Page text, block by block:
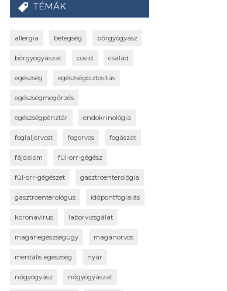
TÉMÁK
allergia betegség bőrgyógyász
bőrgyógyászat covid család
egészség egészségbiztosítás
egészségmegőrzés
egészségpénztár endokrinológia
foglaljorvost fogorvos fogászat
fájdalom fül-orr-gégész
fül-orr-gégészet gasztroenterológia
gasztroenterológus időpontfoglalás
koronavírus laborvizsgálat
magánegészségügy magánorvos
mentális egészség nyár
nőgyógyász nőgyógyászat